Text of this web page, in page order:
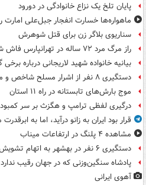
پایان تلخ یک نزاع خانوادگی در دورود
ماهواره‌ها خسارت انفجار جبل‌علی امارت
سناریوی بلاگر زن برای قتل شوهرش
راز مرگ مرد ۷۲ ساله در تهرانپارس فاش شد
بیانیه خانواده شهید لاریجانی درباره
دستگیری ۸ نفر از اشرار مسلح شاخص و مرتبطین گروهک های تروریستی
موج بارش‌های تابستانه در راه ۱۱ استان
درگیری لفظی ترامپ و هگزث بر سر
قرار بود ایران به زانو درآید، اما به
مشاهده ۴ پلنگ در ارتفاعات میناب
دستگیری ۶ نفر در بهشهر به اتهام تشویش اذهان عمومی
پادشاه سنگین‌وزنی که در جهان رقیب ندارد
آهوی ایرانی